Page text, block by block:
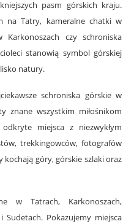
pasm górskich kraju.
na Tatry, kameralne chatki w
Karkonoszach czy schroniska
stanowią symbol górskiej
natury.
schroniska górskie w
znane wszystkim miłośnikom
miejsca z niezwykłym
trekkingowców, fotografów
góry, górskie szlaki oraz
w Tatrach, Karkonoszach,
Sudetach. Pokazujemy miejsca